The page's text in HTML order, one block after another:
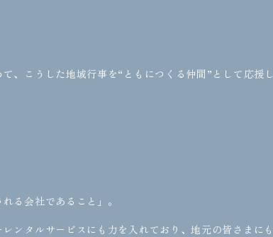
、こうした地域行事を“ともにつくる仲間”として応援し
る会社であること」。
ンタルサービスにも力を入れており、地元の皆さまにも